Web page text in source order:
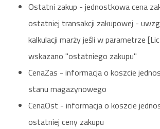
Ostatni zakup - jednostkowa cena
ostatniej transakcji zakupowej -
kalkulacji marży jeśli w parametrze
wskazano "ostatniego zakupu"
CenaZas - informacja o koszcie
stanu magazynowego
CenaOst - informacja o koszcie
ostatniej ceny zakupu